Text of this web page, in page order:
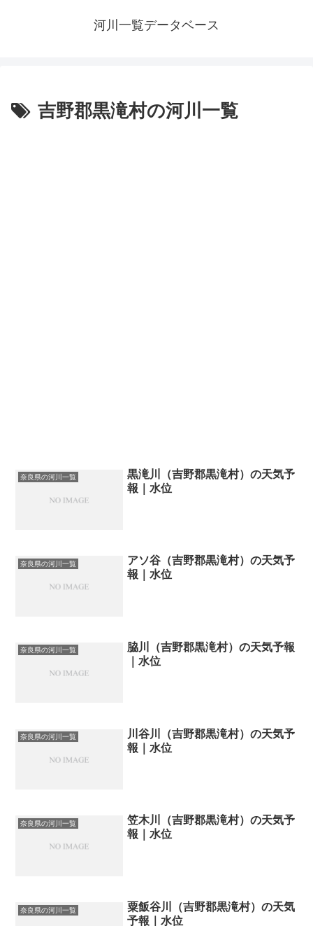
河川一覧データベース
吉野郡黒滝村の河川一覧
奈良県の河川一覧
黒滝川（吉野郡黒滝村）の天気予
報｜水位
奈良県の河川一覧
アソ谷（吉野郡黒滝村）の天気予
報｜水位
奈良県の河川一覧
脇川（吉野郡黒滝村）の天気予報
｜水位
奈良県の河川一覧
川谷川（吉野郡黒滝村）の天気予
報｜水位
奈良県の河川一覧
笠木川（吉野郡黒滝村）の天気予
報｜水位
奈良県の河川一覧
粟飯谷川（吉野郡黒滝村）の天気
予報｜水位